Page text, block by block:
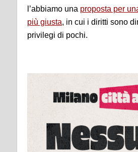
l’abbiamo una proposta per
più giusta, in cui i diritti sono
privilegi di pochi.